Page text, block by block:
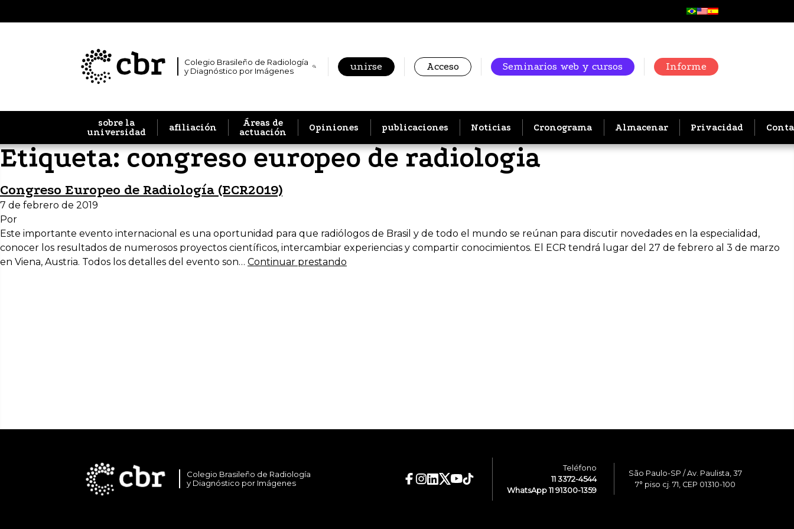
Colegio Brasileño de Radiología
y Diagnóstico por Imágenes
unirse Acceso Seminarios web y cursos Informe
sobre la
universidad
afiliación
Áreas de
actuación
Opiniones publicaciones Noticias Cronograma Almacenar Privacidad
Etiqueta:congreso europeo de radiologia
Congreso Europeo de Radiología (ECR2019)
7 de febrero de 2019
Por
Este importante evento internacional es una oportunidad para que radiólogos de Brasil y de todo el mundo se reúnan para discutir novedades en la especialidad,
conocer los resultados de numerosos proyectos científicos, intercambiar experiencias y compartir conocimientos. El ECR tendrá lugar del 27 de febrero al 3 de marzo
en Viena, Austria. Todos los detalles del evento son… Continuar prestando
Colegio Brasileño de Radiología
y Diagnóstico por Imágenes
Teléfono
11 3372-4544
WhatsApp 11 91300-1359
São Paulo-SP / Av. Paulista, 37
7° piso cj. 71, CEP 01310-100